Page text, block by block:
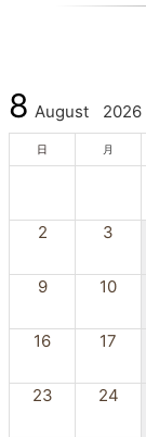
8 August 2026
日 月
2 3
9 10
16 17
23 24